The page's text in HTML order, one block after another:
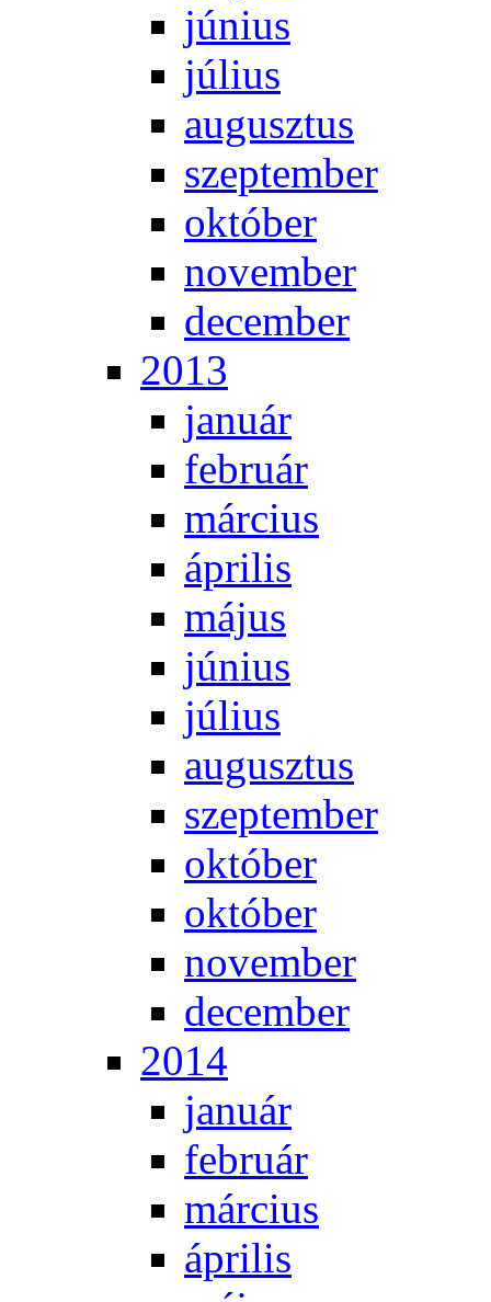
jú­ni­us
jú­li­us
au­gusz­tus
szep­tem­ber
ok­tó­ber
no­vem­ber
de­cem­ber
2013
ja­nu­ár
feb­ru­ár
már­ci­us
áp­ri­lis
má­jus
jú­ni­us
jú­li­us
au­gusz­tus
szep­tem­ber
ok­tó­ber
ok­tó­ber
no­vem­ber
de­cem­ber
2014
ja­nu­ár
feb­ru­ár
már­ci­us
áp­ri­lis